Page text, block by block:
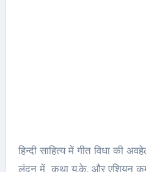
हिन्दी साहित्य में गीत विधा की
लंदन में कथा यू.के. और एशियन